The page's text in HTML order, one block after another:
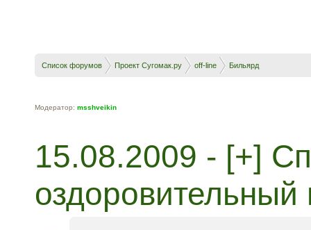
Список форумов Проект Сугомак.ру off-line Бильярд
Модератор: msshveikin
15.08.2009 - [+]
оздоровительный